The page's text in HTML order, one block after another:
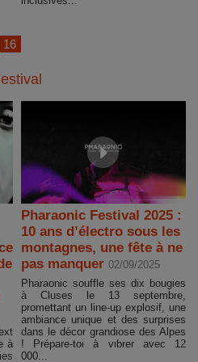
16
à
Pharaonic Festival 2025 :
10 ans d’électro sous les
montagnes, une fête à ne
pas manquer 02/09/2025
Pharaonic souffle ses dix bougies
à Cluses le 13 septembre,
promettant un line-up explosif, une
ambiance unique et des surprises
dans le décor grandiose des Alpes
! Prépare-toi à vibrer avec 12
000...